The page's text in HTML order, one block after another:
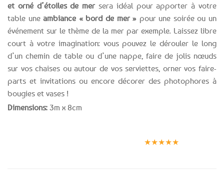
et orné d’étoiles de mer sera idéal pour apporter à votre
table uneambiance « bord de mer » pour une soirée ou un
événement sur le thème de la mer par exemple. Laissez libre
court à votre imagination: vous pouvez le dérouler le long
d’un chemin de table ou d’une nappe, faire de jolis nœuds
sur vos chaises ou autour de vos serviettes, orner vos faire-
parts et invitations ou encore décorer des photophores à
bougies et vases !
Dimensions: 3m x 8cm
★★★★★